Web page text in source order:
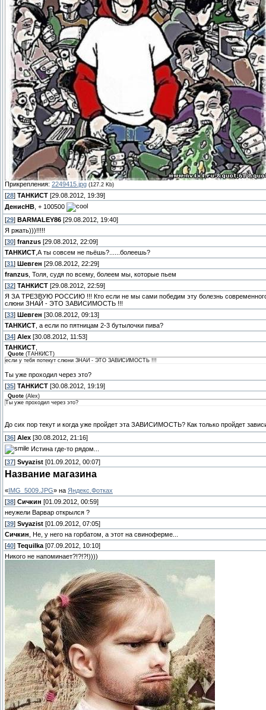
Прикрепления: 2249415.jpg (127.2 Kb)
[28] ТАНКИСТ [29.08.2012, 19:39]
ДенисНВ , + 100500
[29] BARMALEY86 [29.08.2012, 19:40]
Я ржать)))!!!!!
[30] franzus [29.08.2012, 22:09]
ТАНКИСТ ,А ты совсем не пьёшь?......болеешь?
[31 ] Шевген [29.08.2012, 22:29]
franzus , Толя, судя по всему, болеем мы, которые пьем
[32] ТАНКИСТ [29.08.2012, 22:59]
Я ЗА ТРЕЗВУЮ РОССИЮ !!! Кто если не мы сами победим эту болезнь современного
слюни ЗНАЙ - ЭТО ЗАВИСИМОСТЬ !!!
[33] Шевген [30.08.2012, 09:13]
ТАНКИСТ , а если по пятницам 2-3 бутылочки пива?
[34] Alex [30.08.2012, 11:53]
ТАНКИСТ
Quote (ТАНКИСТ)
если у тебя потекут слюни ЗНАЙ - ЭТО ЗАВИСИМОСТЬ !!!
Ты уже проходил через это?
[35] ТАНКИСТ [30.08.2012, 19:19]
Quote (Alex)
Ты уже проходил через это?
До сих пор текут и когда уже пройдет эта ЗАВИСИМОСТЬ? Как только пройдет
[36] Alex [30.08.2012, 21:16]
Истина где-то рядом...
[37] Svyazist [01.09.2012, 00:07]
Название магазина
« IMG_5009.JPG» на Яндекс.Фотках
[38] Сичкин [01.09.2012, 00:59]
неужели Варвар открылся ?
[39] Svyazist [01.09.2012, 07:05]
Сичкин , Не, у него на горбатом, а этот на свиноферме...
[40] Tequilka [07.09.2012, 10:10]
Никого не напоминает?!?!?!))))